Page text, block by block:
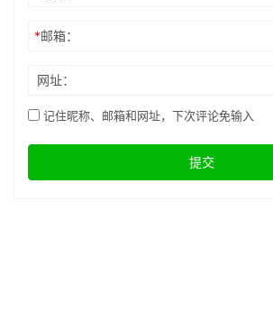
*邮箱：
网址：
记住昵称、邮箱和网址，下次评论免输入
提交